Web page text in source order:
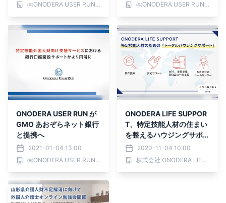
㈱ONODERA USER RUN ／ ONODERA GROUP
㈱ONODERA USER RUN ／ ONODERA GROUP
ONODERA USER RUN が
GMO あおぞらネット銀行
と提携へ
2021-01-04 13:00
㈱ONODERA USER RUN ／ ONODERA GROUP
ONODERA LIFE SUPPOR
T、特定技能人材の住まい
を整えるハウジングサポー
ト事業を開始
2020-11-04 10:00
株式会社 ONODERA LIFE SUPPORT